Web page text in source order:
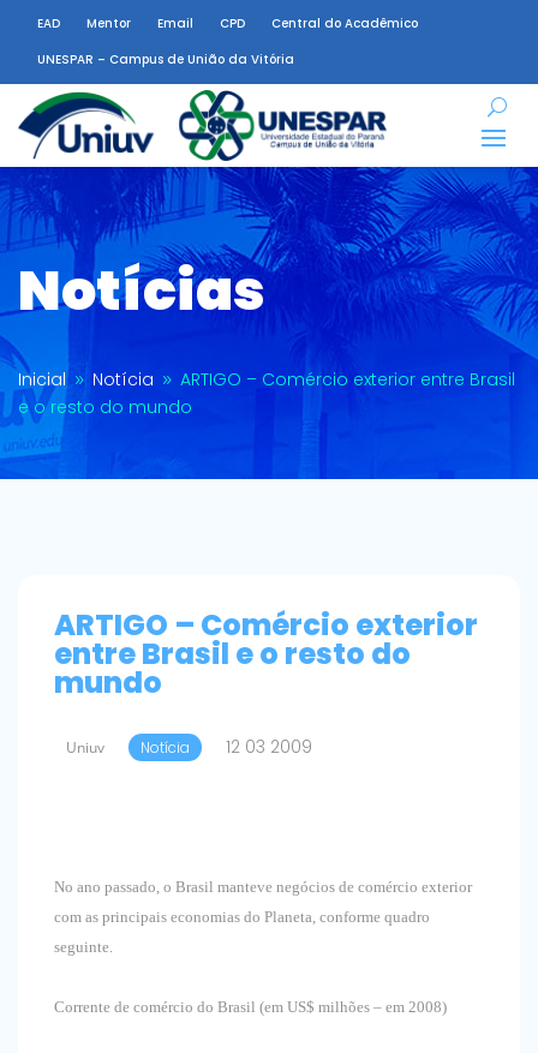
EAD Mentor Email CPD
Central do Acadêmico
UNESPAR – Campus de União da Vitória
Notícias
Inicial 9 Notícia 9 ARTIGO – Comércio exterior entre Brasil
e o resto do mundo
ARTIGO – Comércio exterior
entre Brasil e o resto do
mundo
Uniuv Notícia 12 03 2009
No ano passado, o Brasil manteve negócios de comércio exterior
com as principais economias do Planeta, conforme quadro
seguinte.
Corrente de comércio do Brasil (em US$ milhões – em 2008)